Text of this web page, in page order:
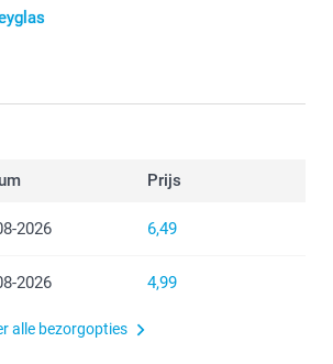
Prijs
2026 6,49
2026 4,99
alle bezorgopties